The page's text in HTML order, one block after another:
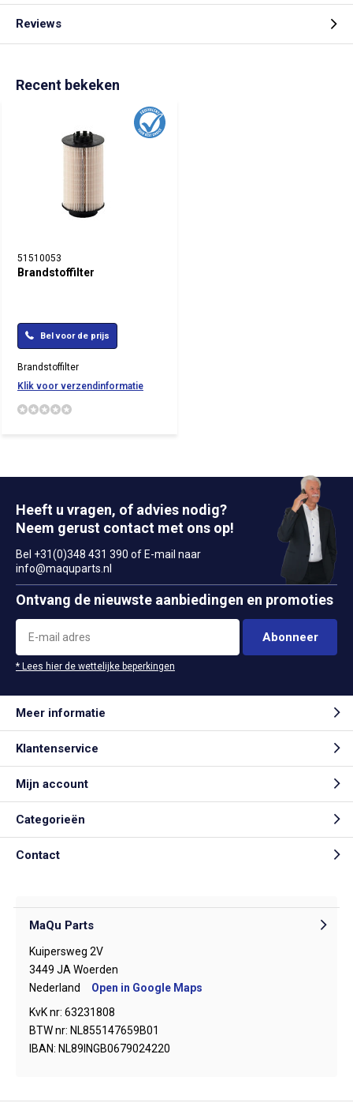
Reviews
Recent bekeken
51510053
Brandstoffilter
Bel voor de prijs
Brandstoffilter
Klik voor verzendinformatie
Heeft u vragen, of advies nodig?
Neem gerust contact met ons op!
Bel +31(0)348 431 390 of E-mail naar
info@maquparts.nl
Ontvang de nieuwste aanbiedingen en promoties
Abonneer
* Lees hier de wettelijke beperkingen
Meer informatie
Klantenservice
Mijn account
Categorieën
Contact
MaQu Parts
Kuipersweg 2V
3449 JA Woerden
Nederland
Open in Google Maps
KvK nr: 63231808
BTW nr: NL855147659B01
IBAN: NL89INGB0679024220